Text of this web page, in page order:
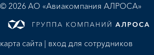
© 2026 АО «Авиакомпания АЛРОСА»
карта сайта | вход для сотрудников